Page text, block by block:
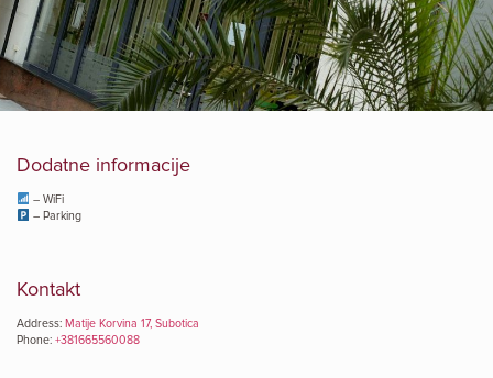
Dodatne informacije
– WiFi
– Parking
Kontakt
Address: Matije Korvina 17, Subotica
Phone: +381665560088